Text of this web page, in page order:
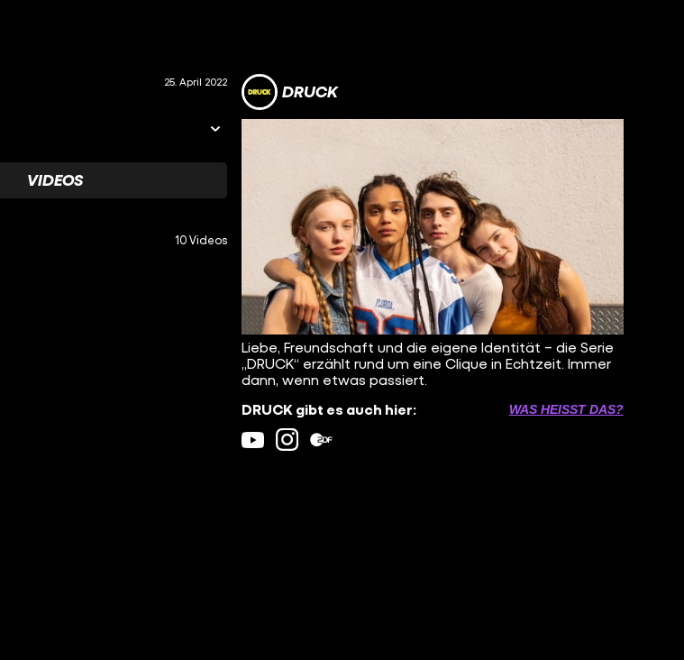
DRUCK
Liebe, Freundschaft und die eigene Identität – die Serie
„DRUCK“ erzählt rund um eine Clique in Echtzeit. Immer
dann, wenn etwas passiert.
DRUCK gibt es auch hier:
WAS HEISST DAS?
25. April 2022
VIDEOS
10 Videos